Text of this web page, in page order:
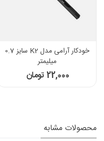
خودکار آرامی مدل K2 سایز 0.7
میلیمتر
22,000 تومان
محصولات مشابه